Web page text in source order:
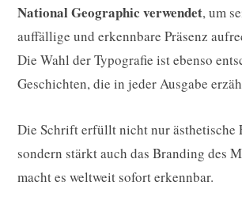
National Geographic verwendet, um
auffällige und erkennbare Präsenz
Die Wahl der Typografie ist ebenso
Geschichten, die in jeder Ausgabe
Die Schrift erfüllt nicht nur ästhetische
sondern stärkt auch das Branding des
macht es weltweit sofort erkennbar.